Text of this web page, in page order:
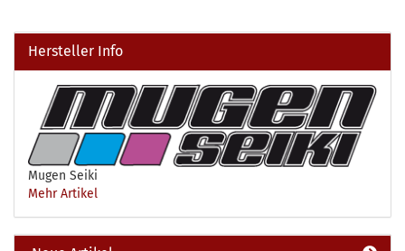
Hersteller Info
Mugen Seiki
Mehr Artikel